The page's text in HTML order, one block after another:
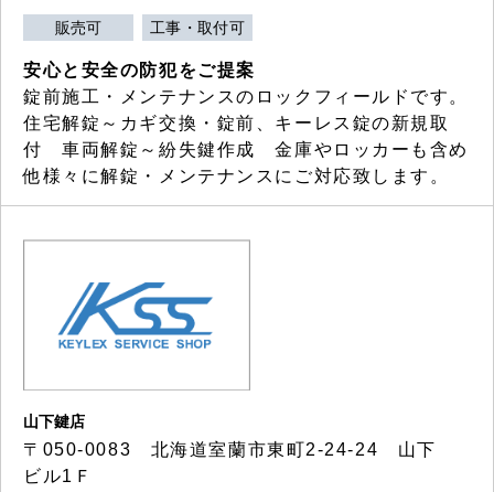
販売可 工事・取付可
安心と安全の防犯をご提案
錠前施工・メンテナンスのロックフィールドです。
住宅解錠～カギ交換・錠前、キーレス錠の新規取
付 車両解錠～紛失鍵作成 金庫やロッカーも含め
他様々に解錠・メンテナンスにご対応致します。
山下鍵店
〒050-0083 北海道室蘭市東町2-24-24 山下
ビル1Ｆ